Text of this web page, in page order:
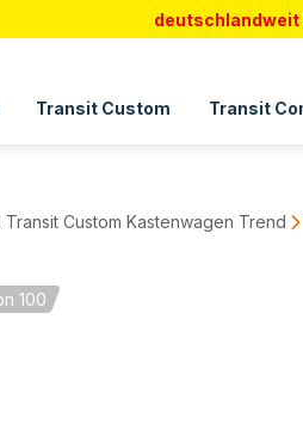
Transit Custom Transit
Transit Custom Kastenwagen Trend
100